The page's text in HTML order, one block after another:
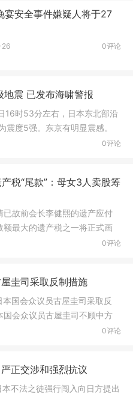
宴安全事件嫌疑人将于27
0评论
地震 已发布海啸警报
16时53分左右，日本东北部沿
震度5强。东京有明显震感。
0评论
税“尾款”：母女3人卖股筹
故前会长李健熙的遗产应付
最大的遗产税之一将正式画
0评论
圭司采取反制措施
国会众议员古屋圭司采取反
会众议员古屋圭司不顾中方
0评论
正交涉和强烈抗议
不法之徒强行闯入向日方提出